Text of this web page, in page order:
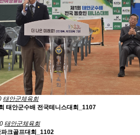
태안군체육회
태안군수배 전국테니스대회_1107
태안군체육회
크골프대회_1102